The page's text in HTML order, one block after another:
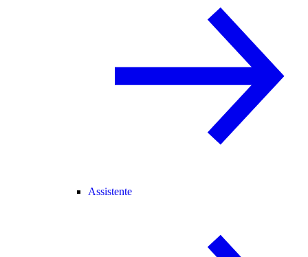
Assistente